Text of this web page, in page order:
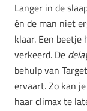
Langer in de
én de man niet
klaar. Een
verkeerd. De
behulp van
ervaart. Zo kan
haar climax te